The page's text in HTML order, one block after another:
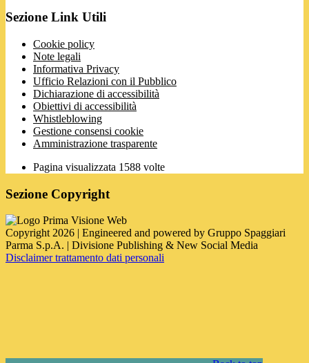
Sezione Link Utili
Cookie policy
Note legali
Informativa Privacy
Ufficio Relazioni con il Pubblico
Dichiarazione di accessibilità
Obiettivi di accessibilità
Whistleblowing
Gestione consensi cookie
Amministrazione trasparente
Pagina visualizzata 1588 volte
Sezione Copyright
Copyright 2026 | Engineered and powered by Gruppo Spaggiari
Parma S.p.A. | Divisione Publishing & New Social Media
Disclaimer trattamento dati personali